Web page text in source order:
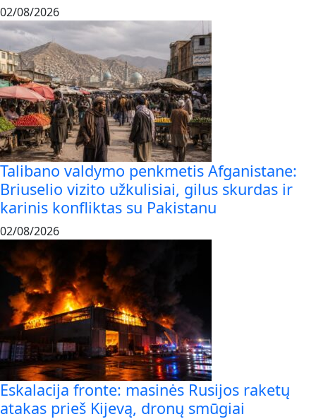
02/08/2026
Talibano valdymo penkmetis Afganistane:
Briuselio vizito užkulisiai, gilus skurdas ir
karinis konfliktas su Pakistanu
02/08/2026
Eskalacija fronte: masinės Rusijos raketų
atakas prieš Kijevą, dronų smūgiai